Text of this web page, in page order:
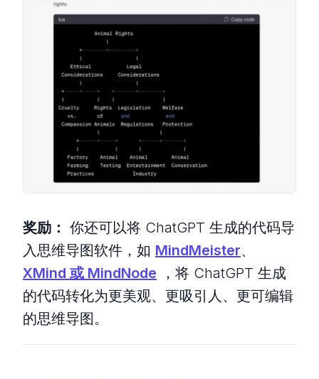
奖励： 你还可以将 ChatGPT 生成的代码导
入思维导图软件，如 MindMeister、
XMind 或 MindNode ，将 ChatGPT 生成
的代码转化为更美观、更吸引人、更可编辑
的思维导图。